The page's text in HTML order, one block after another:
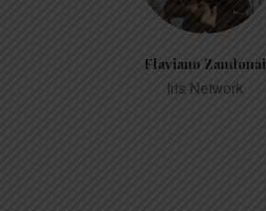
Flaviano Zandonai
Iris Network